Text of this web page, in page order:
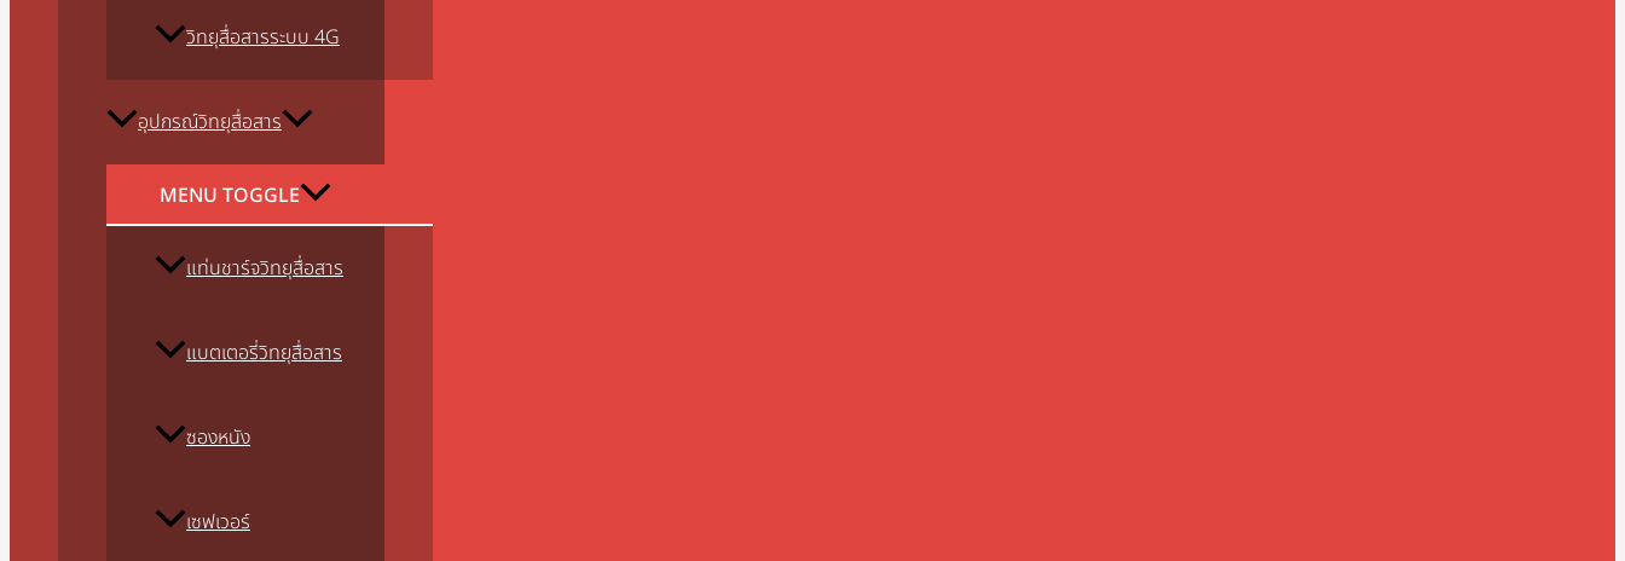
วิทยุสื่อสารระบบ 4G
อุปกรณ์วิทยุสื่อสาร
MENU TOGGLE
แท่นชาร์จวิทยุสื่อสาร
แบตเตอรี่วิทยุสื่อสาร
ซองหนัง
เซฟเวอร์